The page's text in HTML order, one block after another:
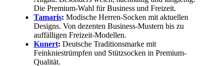
Die Premium-Wahl für Business und Freizeit.
Tamaris: Modische Herren-Socken mit aktuellen
Designs. Von dezenten Business-Mustern bis zu
auffälligen Freizeit-Modellen.
Kunert: Deutsche Traditionsmarke mit
Feinkniestrümpfen und Stützsocken in Premium-
Qualität.